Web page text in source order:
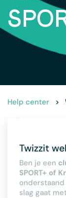
Help center >
Twizzit
Ben je een
SPORT+ of
slag gaat